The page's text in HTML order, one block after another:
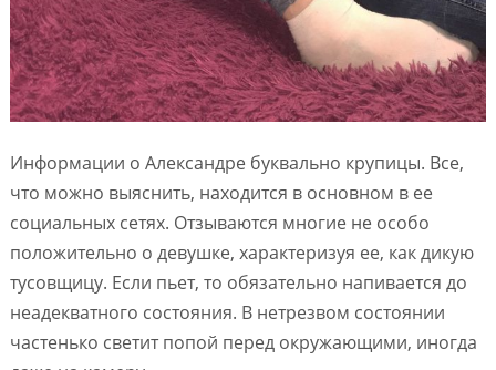
Информации о Александре буквально крупицы. Все,
что можно выяснить, находится в основном в ее
социальных сетях. Отзываются многие не особо
положительно о девушке, характеризуя ее, как дикую
тусовщицу. Если пьет, то обязательно напивается до
неадекватного состояния. В нетрезвом состоянии
частенько светит попой перед окружающими, иногда